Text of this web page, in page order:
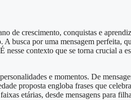
de crescimento, conquistas e
A busca por uma mensagem perfeita,
contexto que se torna crucial a
e momentos. De
proposta engloba frases que
etárias, desde mensagens para